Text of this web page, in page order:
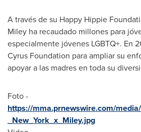
A través de su Happy Hippie
Miley ha recaudado millones para
especialmente jóvenes LGBTQ+. En
Cyrus Foundation para ampliar su
apoyar a las madres en toda su
Foto -
https://mma.prnewswire.com/
_New_York_x_Miley.jpg